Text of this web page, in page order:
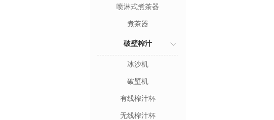
喷淋式煮茶器
煮茶器
破壁榨汁
冰沙机
破壁机
有线榨汁杯
无线榨汁杯